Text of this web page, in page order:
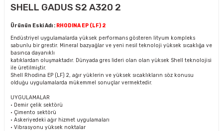
SHELL GADUS S2 A320 2
Ürünün Eski Adı : RHODINA EP (LF) 2
Endüstriyel uygulamalarda yüksek performans gösteren lityum kompleks
sabunlu bir grestir. Mineral bazyağlar ve yeni nesil teknoloji yüksek sıcaklığa ve
basınca dayanıklı
katıklardan oluşmaktadır. Dünyada gres lideri olan olan yüksek Shell teknolojisi
ile üretilmiştir.
Shell Rhodina EP (LF) 2, ağır yüklerin ve yüksek sıcaklıkların söz konusu
olduğu uygulamalarda mükemmel sonuçlar vermektedir.
UYGULAMALAR
• Demir çelik sektörü
• Çimento sektörü
• Askeriyedeki ağır hizmet uygulamaları
• Vibrasyonu yüksek noktalar